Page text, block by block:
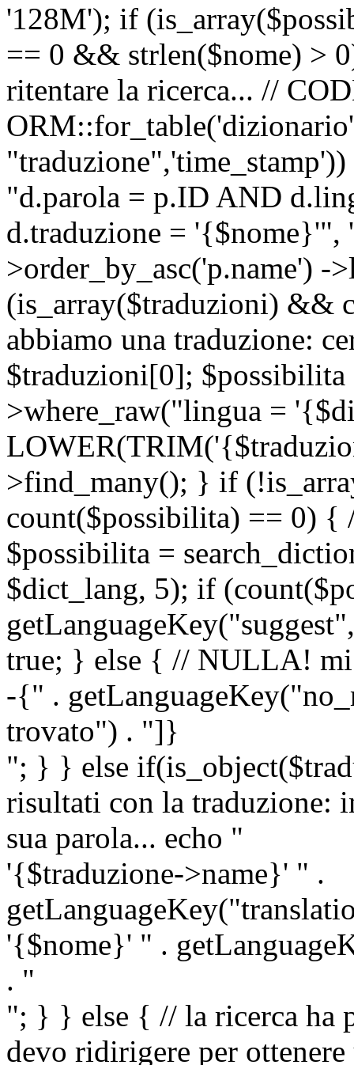
'128M'); if
== 0 && strlen($nome) >
ritentare la ricerca... //
"d.parola = p.ID AND
d.traduzione = '{$nome}'",
>order_by_asc('p.name')
(is_array($traduzioni) &&
abbiamo una traduzione:
$traduzioni[0];
>where_raw("lingua =
>find_many(); } if
count($possibilita) == 0) {
$possibilita =
$dict_lang, 5); if
true; } else { // NULLA! mi
-{" .
trovato") . "]}
"; } } else
risultati con la traduzione:
sua parola... echo "
'{$traduzione->name}' " .
'{$nome}' " .
. "
"; } } else { // la ricerca ha
devo ridirigere per